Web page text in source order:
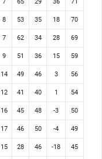
7 65 29 36 71
8 53 35 18 70
7 62 34 28 69
9 51 36 15 59
14 49 46 3 56
12 41 40 1 54
16 45 48 -3 50
17 46 50 -4 49
15 28 46 -18 45